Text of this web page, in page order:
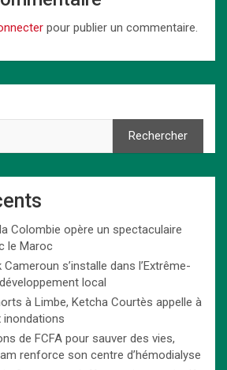
pour publier un commentaire.
Rechercher
Colombie opère un spectaculaire
le Maroc
s’installe dans l’Extrême-
local
à Limbe, Ketcha Courtès appelle à
inondations
de FCFA pour sauver des vies,
renforce son centre d’hémodialyse